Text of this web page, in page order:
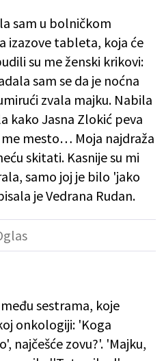
sam u bolničkom
izazove tableta, koja će
su me ženski krikovi:
sam se da je noćna
zvala majku. Nabila
kako Jasna Zlokić peva
me mesto… Moja najdraža
skitati. Kasnije su mi
samo joj je bilo 'jako
je Vedrana Rudan.
sestrama, koje
onkologiji: 'Koga
najčešće zovu?'. 'Majku,